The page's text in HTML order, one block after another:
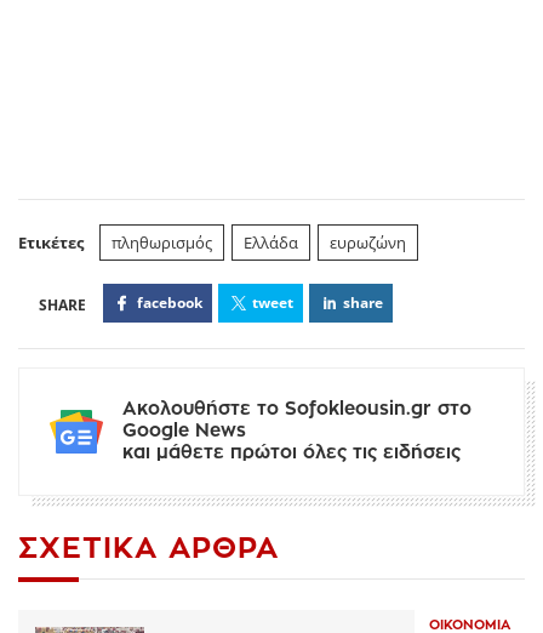
Ετικέτες πληθωρισμός Ελλάδα ευρωζώνη
facebook tweet share
Ακολουθήστε το Sofokleousin.gr στο
Google News
και μάθετε πρώτοι όλες τις ειδήσεις
ΣΧΕΤΙΚΆ ΆΡΘΡΑ
ΟΙΚΟΝΟΜΊΑ